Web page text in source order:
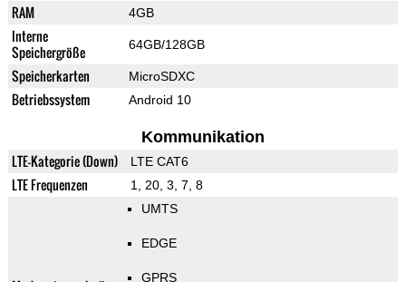
RAM 4GB
Interne
Speichergröße
64GB/128GB
Speicherkarten MicroSDXC
Betriebssystem Android 10
Kommunikation
LTE-Kategorie (Down) LTE CAT6
LTE Frequenzen 1, 20, 3, 7, 8
UMTS
EDGE
GPRS